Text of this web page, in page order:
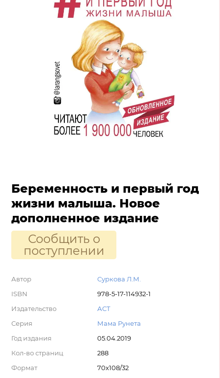
Беременность и первый год
жизни малыша. Новое
дополненное издание
Сообщить о
поступлении
Автор
Суркова Л.М.
ISBN
978-5-17-114932-1
Издательство
АСТ
Серия
Мама Рунета
Год издания
05.04.2019
Кол-во страниц
288
Формат
70x108/32